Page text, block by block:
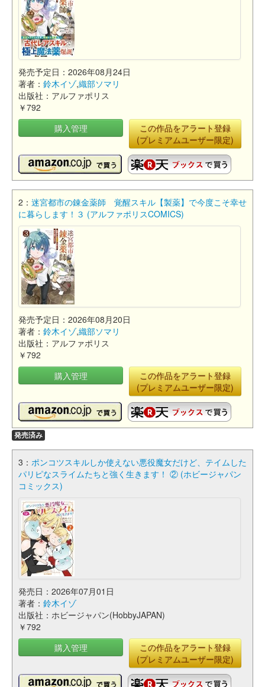
発売予定日：2026年08月24日
著者： 鈴木イゾ,織部ソマリ
出版社：アルファポリス
￥792
購入管理
この作品をアラート登録
(プレミアムユーザー限定)
2： 迷宮都市の錬金薬師 覚醒スキル【製薬】で今度こそ幸せ
に暮らします！３ (アルファポリスCOMICS)
発売予定日：2026年08月20日
著者： 鈴木イゾ,織部ソマリ
出版社：アルファポリス
￥792
購入管理
この作品をアラート登録
(プレミアムユーザー限定)
発売済み
3： ポンコツスキルしか使えない悪役魔女だけど、テイムした
パリピなスライムたちと強く生きます！ ② (ホビージャパン
コミックス)
発売日：2026年07月01日
著者： 鈴木イゾ
出版社：ホビージャパン(HobbyJAPAN)
￥792
購入管理
この作品をアラート登録
(プレミアムユーザー限定)